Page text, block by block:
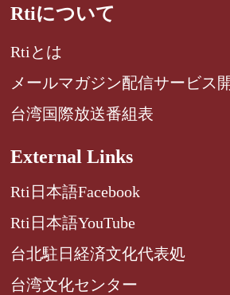
Rtiについて
Rtiとは
メールマガジン配信サービス
台湾国際放送番組表
External Links
Rti日本語Facebook
Rti日本語YouTube
台北駐日経済文化代表処
台湾文化センター